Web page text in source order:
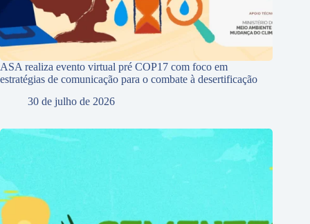
ASA realiza evento virtual pré COP17 com foco em
estratégias de comunicação para o combate à desertificação
30 de julho de 2026